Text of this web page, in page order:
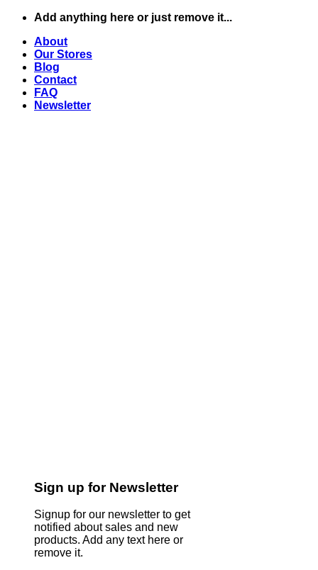
Skip
content
Add anything here or just remove it...
About
Our Stores
Blog
Contact
FAQ
Newsletter
Sign up for Newsletter
Signup for our newsletter to get
notified about sales and new
products. Add any text here or
remove it.